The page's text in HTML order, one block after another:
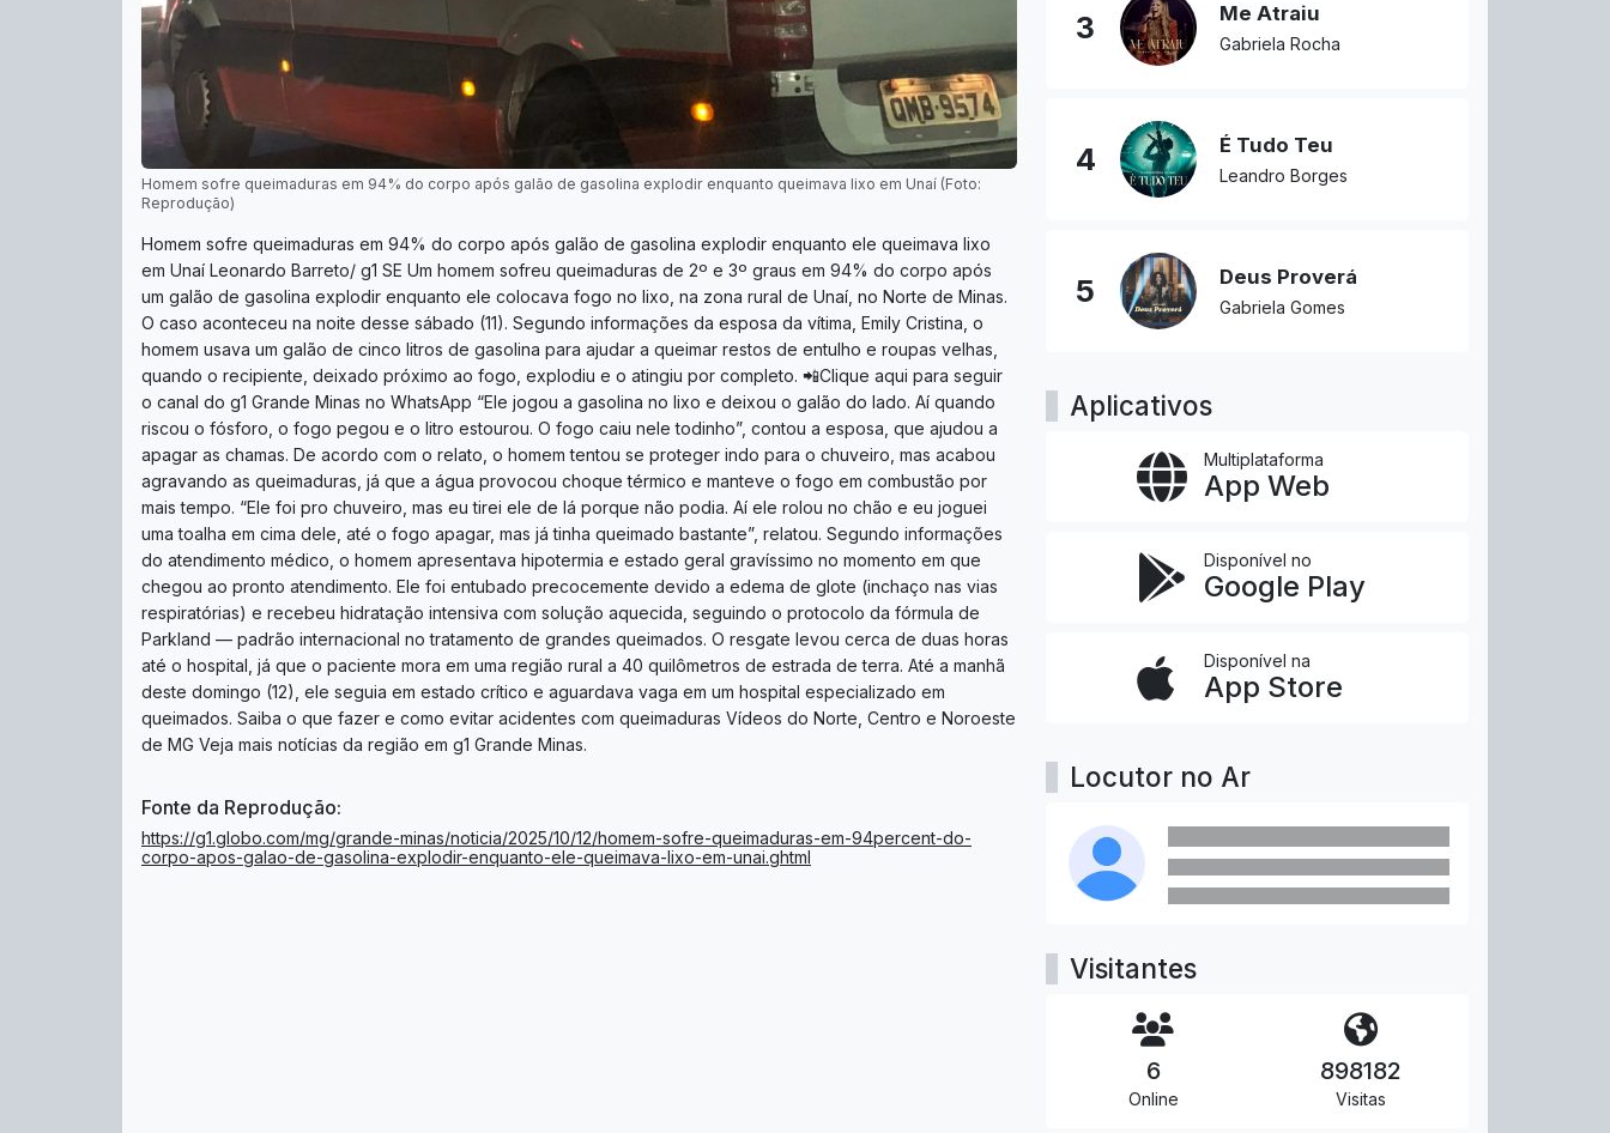
Homem sofre queimaduras em 94% do corpo após galão de gasolina explodir enquanto queimava lixo em Unaí (Foto:
Reprodução)
Homem sofre queimaduras em 94% do corpo após galão de gasolina explodir enquanto ele queimava lixo
em Unaí Leonardo Barreto/ g1 SE Um homem sofreu queimaduras de 2º e 3º graus em 94% do corpo após
um galão de gasolina explodir enquanto ele colocava fogo no lixo, na zona rural de Unaí, no Norte de Minas.
O caso aconteceu na noite desse sábado (11). Segundo informações da esposa da vítima, Emily Cristina, o
homem usava um galão de cinco litros de gasolina para ajudar a queimar restos de entulho e roupas velhas,
quando o recipiente, deixado próximo ao fogo, explodiu e o atingiu por completo. 📲Clique aqui para seguir
o canal do g1 Grande Minas no WhatsApp “Ele jogou a gasolina no lixo e deixou o galão do lado. Aí quando
riscou o fósforo, o fogo pegou e o litro estourou. O fogo caiu nele todinho”, contou a esposa, que ajudou a
apagar as chamas. De acordo com o relato, o homem tentou se proteger indo para o chuveiro, mas acabou
agravando as queimaduras, já que a água provocou choque térmico e manteve o fogo em combustão por
mais tempo. “Ele foi pro chuveiro, mas eu tirei ele de lá porque não podia. Aí ele rolou no chão e eu joguei
uma toalha em cima dele, até o fogo apagar, mas já tinha queimado bastante”, relatou. Segundo informações
do atendimento médico, o homem apresentava hipotermia e estado geral gravíssimo no momento em que
chegou ao pronto atendimento. Ele foi entubado precocemente devido a edema de glote (inchaço nas vias
respiratórias) e recebeu hidratação intensiva com solução aquecida, seguindo o protocolo da fórmula de
Parkland — padrão internacional no tratamento de grandes queimados. O resgate levou cerca de duas horas
até o hospital, já que o paciente mora em uma região rural a 40 quilômetros de estrada de terra. Até a manhã
deste domingo (12), ele seguia em estado crítico e aguardava vaga em um hospital especializado em
queimados. Saiba o que fazer e como evitar acidentes com queimaduras Vídeos do Norte, Centro e Noroeste
de MG Veja mais notícias da região em g1 Grande Minas.
Fonte da Reprodução:
https://g1.globo.com/mg/grande-minas/noticia/2025/10/12/homem-sofre-queimaduras-em-94percent-do-
corpo-apos-galao-de-gasolina-explodir-enquanto-ele-queimava-lixo-em-unai.ghtml
3 Me Atraiu
Gabriela Rocha
4 É Tudo Teu
Leandro Borges
5 Deus Proverá
Gabriela Gomes
Aplicativos
Multiplataforma
App Web
Disponível no
Google Play
Disponível na
App Store
Locutor no Ar
Visitantes
6
Online
898182
Visitas